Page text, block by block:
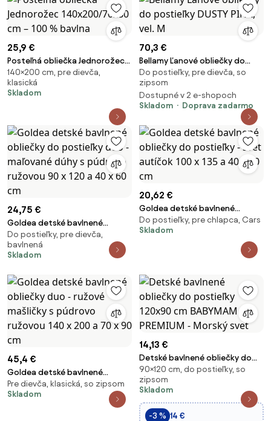
25,9 €
Posteľná obliečka Jednorožec
140x200/70x80 cm – 100 %
bavlna
140×200 cm, pre dievča,
klasická
Skladom
70,3 €
Bellamy Ľanové obliečky do
postieľky DUSTY PINK, vel. M
Do postieľky, pre dievča, so
zipsom
Dostupné v 2 e-shopoch
Skladom
Doprava zadarmo
24,75 €
Goldea detské bavlnené
obliečky do postieľky duo -
maľované dúhy s púdrovo
ružovou 90 x 120 a 40 x 60 cm
Do postieľky, pre dievča,
bavlnená
Skladom
20,62 €
Goldea detské bavlnené
obliečky do postieľky - svet
autíčok 100 x 135 a 40 x 60 cm
Do postieľky, pre chlapca, Cars
Skladom
45,4 €
Goldea detské bavlnené
obliečky duo - ružové mašličky
s púdrovo ružovou 140 x 200 a
Pre dievča, klasická, so zipsom
Skladom
14,13 €
Detské bavlnené obliečky do
postieľky 120x90 cm BABYMAM
PREMIUM - Morský svet
90×120 cm, do postieľky, so
zipsom
Skladom
-3 % 14 €